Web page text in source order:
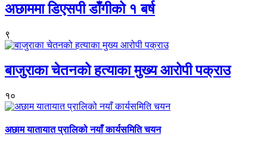
अछाममा डिएसपी डाँगीको १ बर्ष
९
बाजुराका चेतनको हत्याका मुख्य आरोपी पक्राउ
१०
अछाम यातायात प्रालिको नयाँ कार्यसमिति चयन